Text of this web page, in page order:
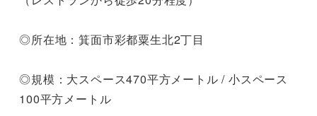
◎所在地：箕面市彩都粟生北2丁目
◎規模：大スペース470平方メートル / 小スペース
100平方メートル